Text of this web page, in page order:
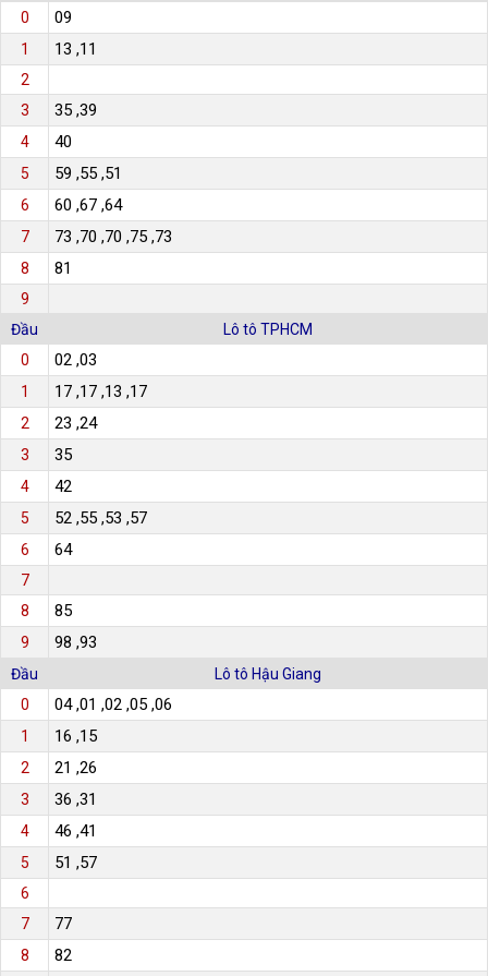
0
09
1 13 ,11
2
3
35 ,39
4 40
5 59 ,55 ,51
6 60 ,67 ,64
7 73 ,70 ,70 ,75 ,73
8 81
9
Đầu
Lô tô TPHCM
0
02 ,03
1 17 ,17 ,13 ,17
2 23 ,24
3 35
4 42
5 52 ,55 ,53 ,57
6 64
7
8
85
9 98 ,93
Đầu
Lô tô Hậu Giang
0
04 ,01 ,02 ,05 ,06
1 16 ,15
2 21 ,26
3 36 ,31
4 46 ,41
5 51 ,57
6
7
77
8 82